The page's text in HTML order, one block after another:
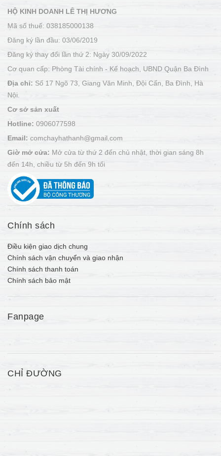
HỘ KINH DOANH LÊ THỊ HƯƠNG
Mã số thuế: 038185000138
Đăng ký lần đầu: 03/06/2019
Đăng ký thay đổi lần thứ 2: Ngày 30/09/2022
Cơ quan cấp: Phòng Tài chính - Kế hoạch, UBND Quận Ba Đình
Địa chỉ: Số 17 Ngõ 73, Giang Văn Minh, Đội Cấn, Ba Đình, Hà
Nội.
Cơ sở sản xuất
Hotline: 0906077598
Email: comchayhathanh@gmail.com
Giờ mở cửa: Mở cửa từ thứ 2 đến chủ nhật, thời gian sáng 8h
đến 14h, chiều từ 5h đến 9h tối
Chính sách
Điều kiện giao dịch chung
Chính sách vận chuyển và giao nhận
Chính sách thanh toán
Chính sách bảo mật
Fanpage
CHỈ ĐƯỜNG